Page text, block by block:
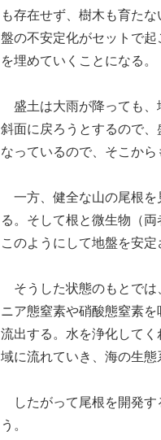
も存在せず、樹木も育た
盤の不安定化がセットで
を埋めていくことになる。
盛土は大雨が降っても、
斜面に戻ろうとするので
なっているので、そこから
一方、健全な山の尾根を
る。そして根と微生物（
このようにして地盤を安定
そうした状態のもとでは
ニア態窒素や硝酸態窒素
流出する。水を浄化して
域に流れていき、海の生態
したがって尾根を開発す
う。